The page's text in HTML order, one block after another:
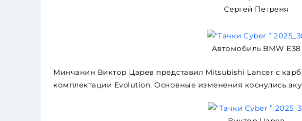
Сергей Петреня
Автомобиль BMW E38
Минчанин Виктор Царев представил Mitsubishi Lancer с
комплектации Evolution. Основные изменения коснулись